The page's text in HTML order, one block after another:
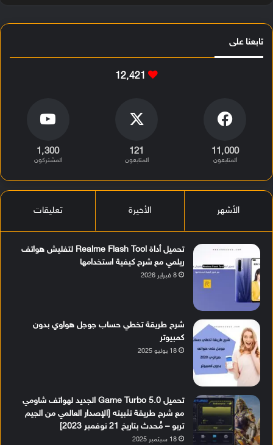
تابعنا على
12٬421
11٬000
المتابعون
121
المتابعون
1٬300
المشتركون
الأشهر الأخيرة تعليقات
تحميل أداة Realme Flash Tool لتفليش هواتف
ريلمي مع شرح كيفية استخدامها
8 فبراير 2026
شرح طريقة تخطي حساب جوجل هواوي بدون
كمبيوتر
18 يوليو 2025
تحميل Game Turbo 5.0 الجديد لهواتف شاومي
مع شرح طريقة تثبيته [الإصدار العالمي من الجيم
تربو – مُحدث بتاريخ 21 نوفمبر 2023]
18 سبتمبر 2025